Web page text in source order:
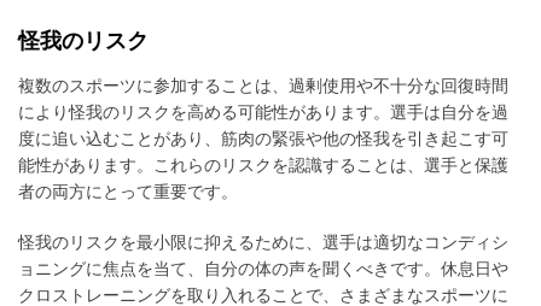
怪我のリスク
複数のスポーツに参加することは、過剰使用や不十分な回復時間
により怪我のリスクを高める可能性があります。選手は自分を過
度に追い込むことがあり、筋肉の緊張や他の怪我を引き起こす可
能性があります。これらのリスクを認識することは、選手と保護
者の両方にとって重要です。
怪我のリスクを最小限に抑えるために、選手は適切なコンディシ
ョニングに焦点を当て、自分の体の声を聞くべきです。休息日や
クロストレーニングを取り入れることで、さまざまなスポーツに